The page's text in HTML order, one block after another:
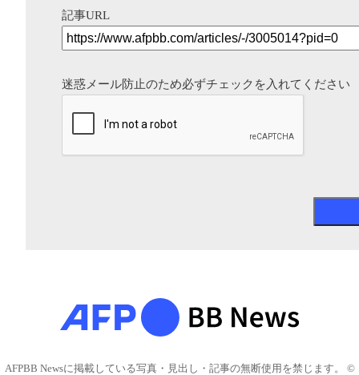
記事URL
迷惑メール防止のため必ずチェックを入れてください
AFPBB Newsに掲載している写真・見出し・記事の無断使用を禁じます。 ©